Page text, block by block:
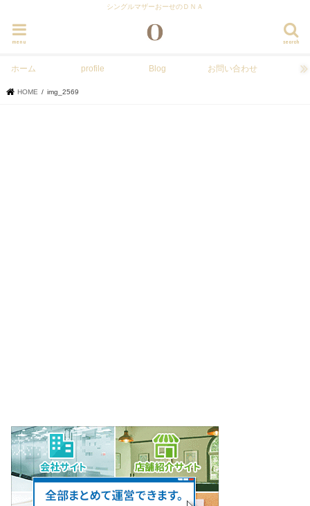
シングルマザーおーせのＤＮＡ
search
menu
ホーム profile Blog お問い合わせ
HOME img_2569